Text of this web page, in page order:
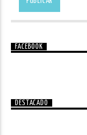
FACEBOOK
DESTACADO